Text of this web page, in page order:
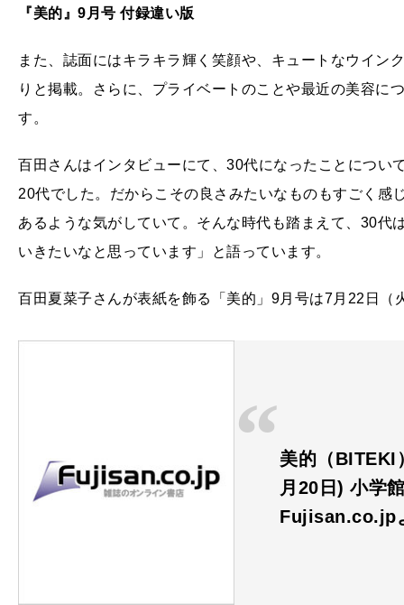
『美的』9月号 付録違い版
また、誌面にはキラキラ輝く笑顔や、キュートなウイン
りと掲載。さらに、プライベートのことや最近の美容に
す。
百田さんはインタビューにて、30代になったことについ
20代でした。だからこその良さみたいなものもすごく感
あるような気がしていて。そんな時代も踏まえて、30代
いきたいなと思っています」と語っています。
百田夏菜子さんが表紙を飾る「美的」9月号は7月22日（
美的（BITEKI
月20日) 小学
Fujisan.co.jp